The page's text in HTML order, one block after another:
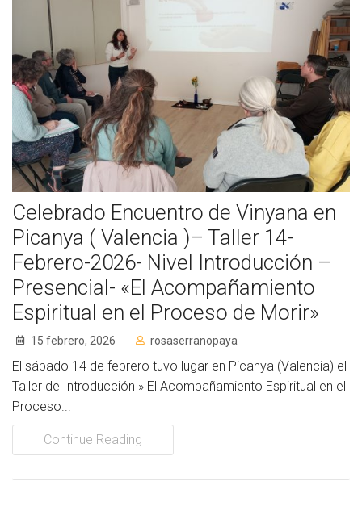
Presidencia de Honor
Docentes
Socios de Número
Socios Colaboradores
Colaboramos con
Formaciones
Nuestra propuesta de formación
Realizadas
Acompañamiento
Noticias
Vídeos
Contacto
Celebrado Encuentro de Vinyana en
Picanya ( Valencia )– Taller 14-
Febrero-2026- Nivel Introducción –
Presencial- «El Acompañamiento
Espiritual en el Proceso de Morir»
15 febrero, 2026 rosaserranopaya
El sábado 14 de febrero tuvo lugar en Picanya (Valencia) el
Taller de Introducción » El Acompañamiento Espiritual en el
Proceso...
Continue Reading